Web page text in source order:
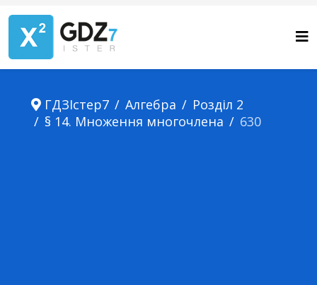
ГДЗІстер7 Алгебра
Розділ 2
§ 14. Множення многочлена
630